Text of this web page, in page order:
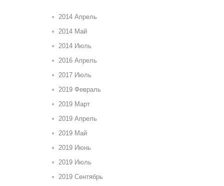
2014 Апрель
2014 Май
2014 Июль
2016 Апрель
2017 Июль
2019 Февраль
2019 Март
2019 Апрель
2019 Май
2019 Июнь
2019 Июль
2019 Сентябрь